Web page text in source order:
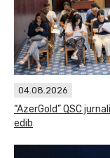
04.08.2026
“AzerGold” QSC
edib